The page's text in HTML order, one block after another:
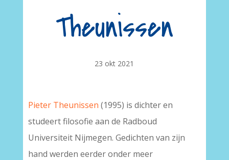
Theunissen
23 okt 2021
Pieter Theunissen (1995) is dichter en
studeert filosofie aan de Radboud
Universiteit Nijmegen. Gedichten van zijn
hand werden eerder onder meer